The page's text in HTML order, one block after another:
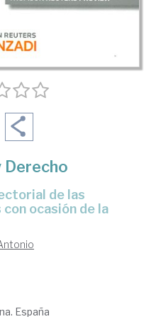
Derecho
ocasión de la
España